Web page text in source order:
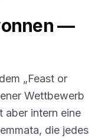
—
„Feast or
Wettbewerb
aber intern eine
die jedes